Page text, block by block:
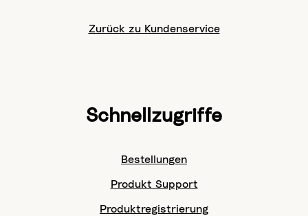
Zurück zu Kundenservice
Schnellzugriffe
Bestellungen
Produkt Support
Produktregistrierung